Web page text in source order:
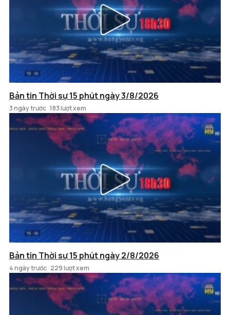
Bản tin Thời sự 15 phút ngày 3/8/2026
3 ngày trước 183 lượt xem
Bản tin Thời sự 15 phút ngày 2/8/2026
4 ngày trước 229 lượt xem